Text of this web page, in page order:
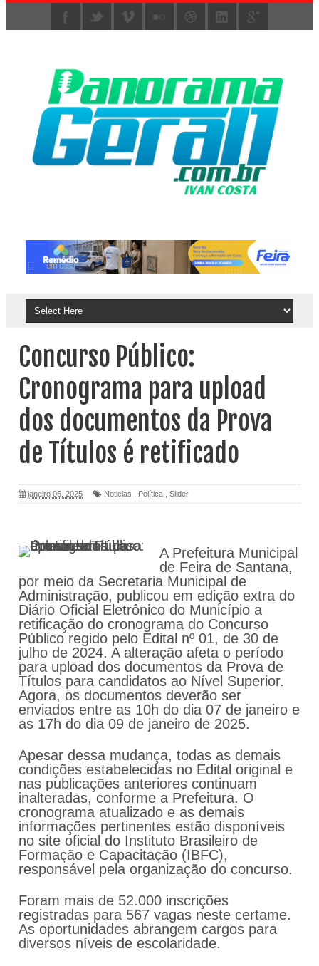
Concurso Público:
Cronograma para upload
dos documentos da Prova
de Títulos é retificado
janeiro 06, 2025 Noticias Política Slider
A Prefeitura Municipal
de Feira de Santana,
por meio da Secretaria Municipal de
Administração, publicou em edição extra do
Diário Oficial Eletrônico do Município a
retificação do cronograma do Concurso
Público regido pelo Edital nº 01, de 30 de
julho de 2024. A alteração afeta o período
para upload dos documentos da Prova de
Títulos para candidatos ao Nível Superior.
Agora, os documentos deverão ser
enviados entre as 10h do dia 07 de janeiro e
as 17h do dia 09 de janeiro de 2025.
Apesar dessa mudança, todas as demais
condições estabelecidas no Edital original e
nas publicações anteriores continuam
inalteradas, conforme a Prefeitura. O
cronograma atualizado e as demais
informações pertinentes estão disponíveis
no site oficial do Instituto Brasileiro de
Formação e Capacitação (IBFC),
responsável pela organização do concurso.
Foram mais de 52.000 inscrições
registradas para 567 vagas neste certame.
As oportunidades abrangem cargos para
diversos níveis de escolaridade.